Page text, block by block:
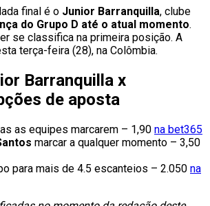
final é o Junior Barranquilla, clube
do Grupo D até o atual momento.
se classifica na primeira posição. A
terça-feira (28), na Colômbia.
Barranquilla x
de aposta
as equipes marcarem – 1,90 na bet365
marcar a qualquer momento – 3,50
para mais de 4.5 escanteios – 2.050 na